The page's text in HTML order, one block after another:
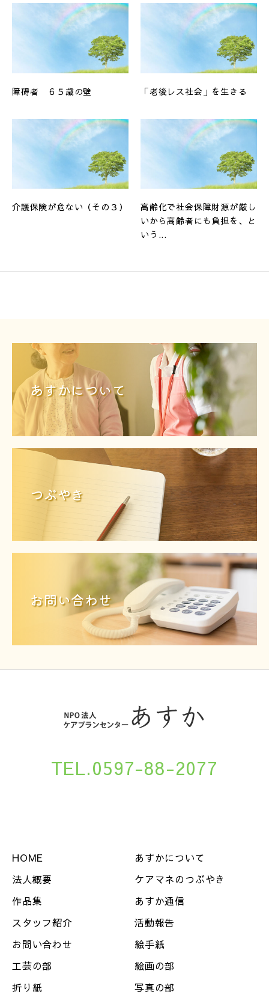
障碍者 ６５歳の壁 「老後レス社会」を生きる
介護保険が危ない（その３）
高齢化で社会保障財源が厳し
いから高齢者にも負担を、と
いう...
あすかについて
つぶやき
お問い合わせ
TEL.0597-88-2077
HOME
あすかについて
法人概要
ケアマネのつぶやき
作品集
あすか通信
スタッフ紹介
活動報告
お問い合わせ
絵手紙
工芸の部
絵画の部
折り紙
写真の部